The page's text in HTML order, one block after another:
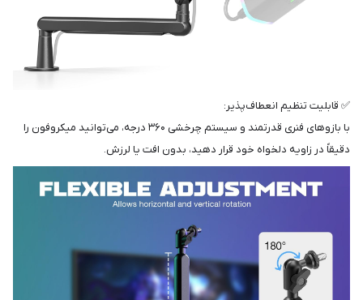
✅ قابلیت تنظیم انعطاف‌پذیر:
با بازوهای فنری قدرتمند و سیستم چرخشی ۳۶۰ درجه، می‌توانید میکروفون را
دقیقاً در زاویه دلخواه خود قرار دهید، بدون افت یا لرزش.